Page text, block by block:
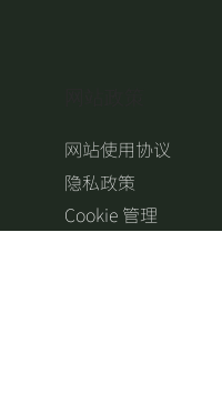
网站使用协议
隐私政策
Cookie 管理